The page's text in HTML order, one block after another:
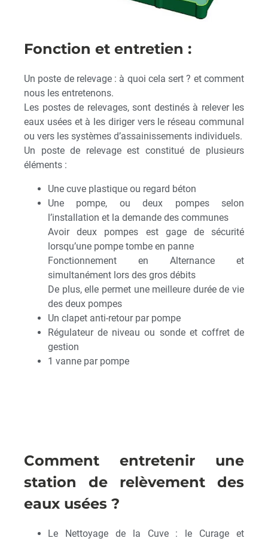
Fonction et entretien :
Un poste de relevage : à quoi cela sert ? et comment
nous les entretenons.
Les postes de relevages, sont destinés à relever les
eaux usées et à les diriger vers le réseau communal
ou vers les systèmes d’assainissements individuels.
Un poste de relevage est constitué de plusieurs
éléments :
Une cuve plastique ou regard béton
Une pompe, ou deux pompes selon
l’installation et la demande des communes
Avoir deux pompes est gage de sécurité
lorsqu’une pompe tombe en panne
Fonctionnement en Alternance et
simultanément lors des gros débits
De plus, elle permet une meilleure durée de vie
des deux pompes
Un clapet anti-retour par pompe
Régulateur de niveau ou sonde et coffret de
gestion
1 vanne par pompe
Comment entretenir une
station de relèvement des
eaux usées ?
Le Nettoyage de la Cuve : le Curage et